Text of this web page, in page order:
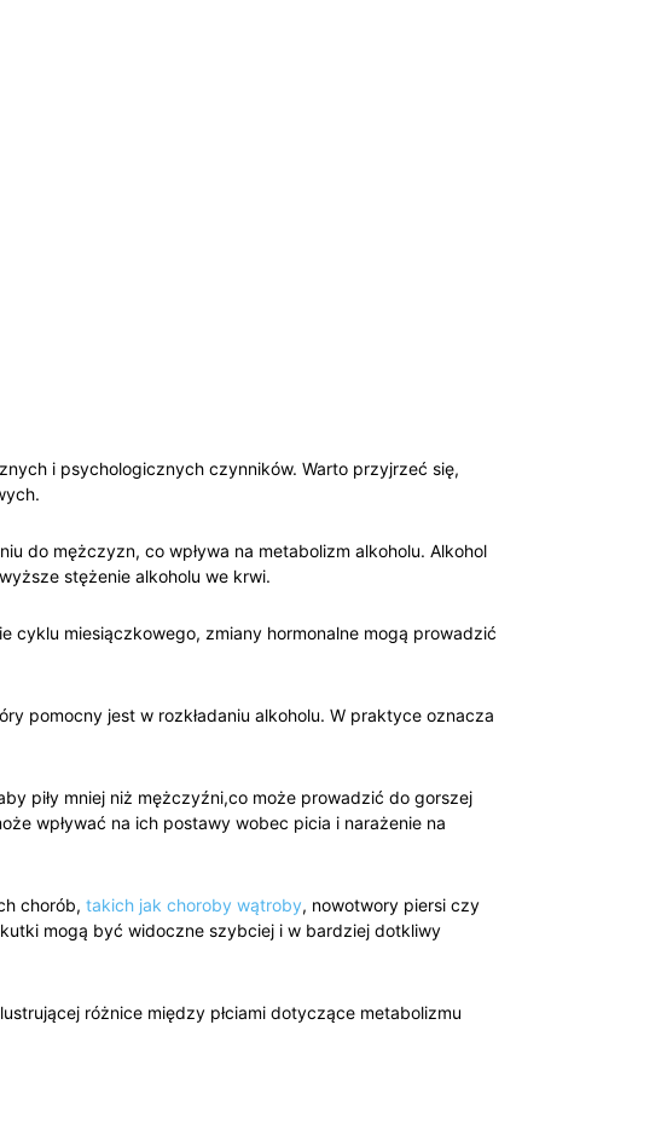
⁤i psychologicznych czynników. Warto przyjrzeć się,
do ⁢mężczyzn, co wpływa na⁢ metabolizm alkoholu.⁤ Alkohol
⁢stężenie alkoholu we krwi.
cyklu miesiączkowego, zmiany hormonalne mogą prowadzić
pomocny‍ jest w⁢ rozkładaniu alkoholu. W praktyce oznacza
piły mniej niż mężczyźni,co może prowadzić do⁢ gorszej
wpływać na ich postawy wobec picia‍ i ‍narażenie na
chorób, takich jak choroby wątroby, nowotwory piersi czy
mogą być widoczne szybciej ‌i w‌ bardziej ⁤dotkliwy
różnice między płciami dotyczące metabolizmu